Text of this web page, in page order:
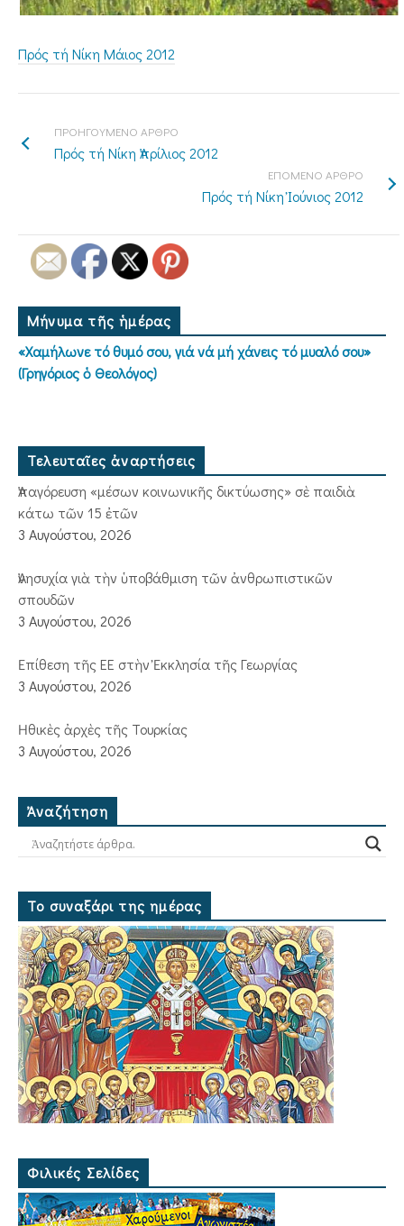
Πρός τή Νίκη Μάιος 2012
ΠΡΟΗΓΟΥΜΕΝΟ ΑΡΘΡΟ
Πρός τή Νίκη Ἀπρίλιος 2012
ΕΠΟΜΕΝΟ ΑΡΘΡΟ
Πρός τή Νίκη Ἰούνιος 2012
Μήνυμα τῆς ἡμέρας
«Χαμήλωνε τό θυμό σου, γιά νά μή χάνεις τό μυαλό σου»
(Γρηγόριος ὁ Θεολόγος)
Τελευταῖες ἀναρτήσεις
Ἀπαγόρευση «μέσων κοινωνικῆς δικτύωσης» σὲ παιδιὰ
κάτω τῶν 15 ἐτῶν
3 Αυγούστου, 2026
Ἀνησυχία γιὰ τὴν ὑποβάθμιση τῶν ἀνθρωπιστικῶν
σπουδῶν
3 Αυγούστου, 2026
Ἐπίθεση τῆς ΕΕ στὴν Ἐκκλησία τῆς Γεωργίας
3 Αυγούστου, 2026
Ἠθικὲς ἀρχὲς τῆς Τουρκίας
3 Αυγούστου, 2026
Ἀναζήτηση
Το συναξάρι της ημέρας
Φιλικές Σελίδες